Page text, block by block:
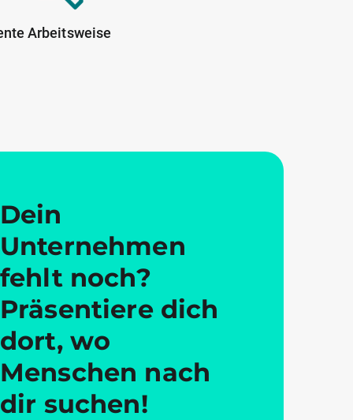
Arbeitsweise
Dein
Unternehmen
fehlt noch?
Präsentiere dich
dort, wo
Menschen nach
dir suchen!